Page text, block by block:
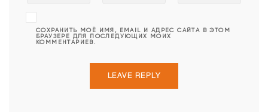
СОХРАНИТЬ МОЁ ИМЯ, EMAIL И АДРЕС САЙТА В ЭТОМ
БРАУЗЕРЕ ДЛЯ ПОСЛЕДУЮЩИХ МОИХ
КОММЕНТАРИЕВ.